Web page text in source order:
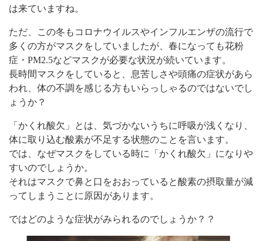
は来ていますね。
ただ、この冬もコロナウイルスやインフルエンザの流行で
多くの方がマスクをしていましたが、春になっても花粉
症・PM2.5などマスクが必要な状況が続いています。
長時間マスクをしていると、息苦しさや頭痛の症状があら
われ、体の不調を感じる方もいらっしゃるのではないでし
ょうか？
「かくれ酸欠」とは、気づかないうちに呼吸が浅くなり、
体に取り込む酸素が不足する状態のことを言います。
では、なぜマスクをしている時に「かくれ酸欠」になりや
すいのでしょうか。
それはマスクで鼻と口をおおっていると酸素の摂取量が減
ってしまうことに原因があります。
ではどのような症状がみられるのでしょうか？？